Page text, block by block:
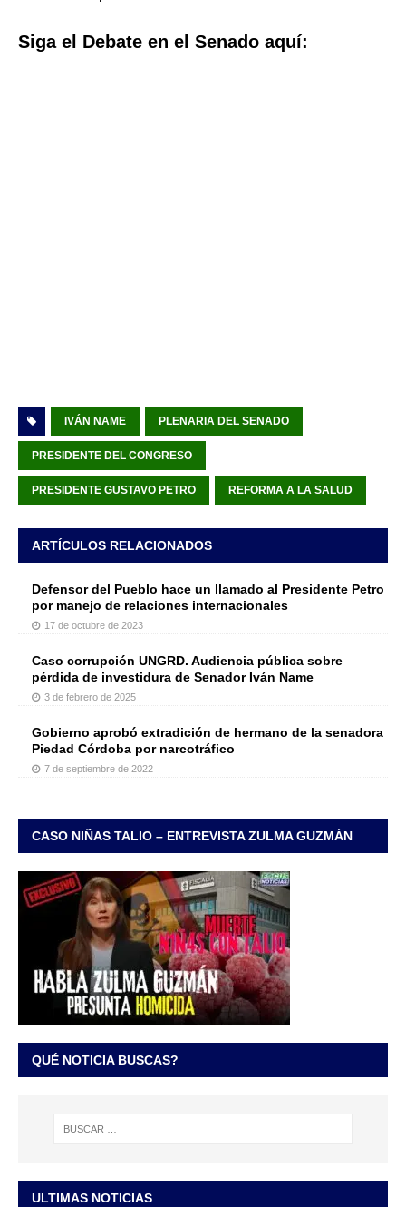
Siga el Debate en el Senado aquí:
IVÁN NAME PLENARIA DEL SENADO
PRESIDENTE DEL CONGRESO
PRESIDENTE GUSTAVO PETRO REFORMA A LA SALUD
ARTÍCULOS RELACIONADOS
Defensor del Pueblo hace un llamado al Presidente Petro
por manejo de relaciones internacionales
17 de octubre de 2023
Caso corrupción UNGRD. Audiencia pública sobre
pérdida de investidura de Senador Iván Name
3 de febrero de 2025
Gobierno aprobó extradición de hermano de la senadora
Piedad Córdoba por narcotráfico
7 de septiembre de 2022
CASO NIÑAS TALIO – ENTREVISTA ZULMA GUZMÁN
QUÉ NOTICIA BUSCAS?
ULTIMAS NOTICIAS